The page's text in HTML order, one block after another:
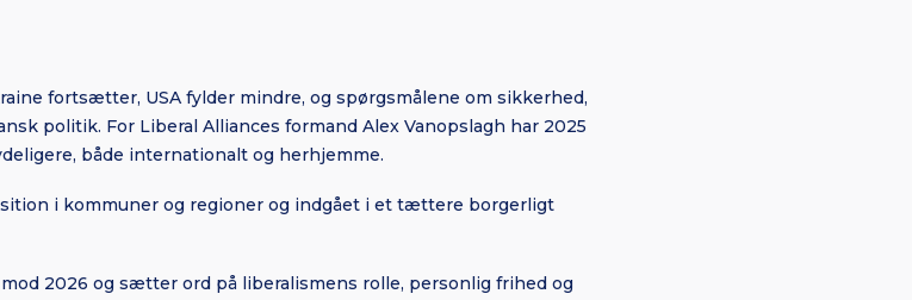
fortsætter, USA fylder mindre, og spørgsmålene om sikkerhed,
politik. For Liberal Alliances formand Alex Vanopslagh har 2025
både internationalt og herhjemme.
i kommuner og regioner og indgået i et tættere borgerligt
2026 og sætter ord på liberalismens rolle, personlig frihed og